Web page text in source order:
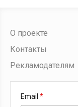
О проекте
Контакты
Рекламодателям
Email